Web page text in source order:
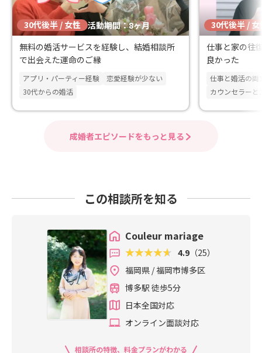
30代後半 / 女性 活動期間：8ヶ月
無料の婚活サービスを経験し、結婚相談所
で出会えた運命のご縁
アプリ・パーティー経験
恋愛経験が少ない
30代からの婚活
30代後半 / 女
仕事と家の往
良かった
仕事と婚活の両
カウンセラーと
成婚者エピソードをもっと見る
この相談所を知る
Couleur mariage
4.9 （25）
福岡県 / 福岡市博多区
博多駅 徒歩5分
日本全国対応
オンライン面談対応
相談所の特徴、料金プランがわかる